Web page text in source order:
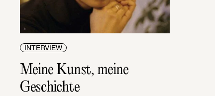
INTERVIEW
Meine Kunst, meine
Geschichte